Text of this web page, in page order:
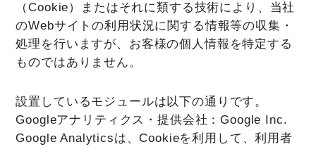
（Cookie）またはそれに類する技術により、当社
のWebサイトの利用状況に関する情報等の収集・
処理を行いますが、お客様の個人情報を特定する
ものではありません。
設置しているモジュールは以下の通りです。
Googleアナリティクス・提供会社：Google Inc.
Google Analyticsは、Cookieを利用して、利用者